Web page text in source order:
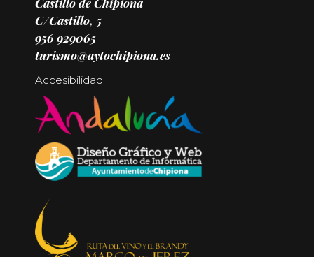
C/Castillo, 5
956 929065
turismo@aytochipiona.es
Accesibilidad